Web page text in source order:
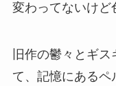
変わってないけ
旧作の鬱々とギ
て、記憶にあるペ